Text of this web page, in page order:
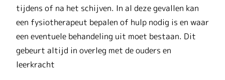
tijdens of na het schijven. In al deze gevallen kan
een fysiotherapeut bepalen of hulp nodig is en waar
een eventuele behandeling uit moet bestaan. Dit
gebeurt altijd in overleg met de ouders en
leerkracht